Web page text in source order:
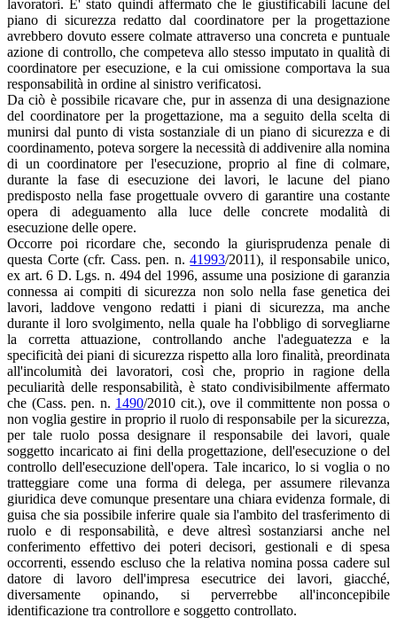
lavoratori. E' stato quindi affermato che le giustificabili lacune del
piano di sicurezza redatto dal coordinatore per la progettazione
avrebbero dovuto essere colmate attraverso una concreta e puntuale
azione di controllo, che competeva allo stesso imputato in qualità di
coordinatore per esecuzione, e la cui omissione comportava la sua
responsabilità in ordine al sinistro verificatosi.
Da ciò è possibile ricavare che, pur in assenza di una designazione
del coordinatore per la progettazione, ma a seguito della scelta di
munirsi dal punto di vista sostanziale di un piano di sicurezza e di
coordinamento, poteva sorgere la necessità di addivenire alla nomina
di un coordinatore per l'esecuzione, proprio al fine di colmare,
durante la fase di esecuzione dei lavori, le lacune del piano
predisposto nella fase progettuale ovvero di garantire una costante
opera di adeguamento alla luce delle concrete modalità di
esecuzione delle opere.
Occorre poi ricordare che, secondo la giurisprudenza penale di
questa Corte (cfr. Cass. pen. n.41993/2011), il responsabile unico,
ex art. 6 D. Lgs. n. 494 del 1996, assume una posizione di garanzia
connessa ai compiti di sicurezza non solo nella fase genetica dei
lavori, laddove vengono redatti i piani di sicurezza, ma anche
durante il loro svolgimento, nella quale ha l'obbligo di sorvegliarne
la corretta attuazione, controllando anche l'adeguatezza e la
specificità dei piani di sicurezza rispetto alla loro finalità, preordinata
all'incolumità dei lavoratori, così che, proprio in ragione della
peculiarità delle responsabilità, è stato condivisibilmente affermato
che (Cass. pen. n. 1490/2010 cit.), ove il committente non possa o
non voglia gestire in proprio il ruolo di responsabile per la sicurezza,
per tale ruolo possa designare il responsabile dei lavori, quale
soggetto incaricato ai fini della progettazione, dell'esecuzione o del
controllo dell'esecuzione dell'opera. Tale incarico, lo si voglia o no
tratteggiare come una forma di delega, per assumere rilevanza
giuridica deve comunque presentare una chiara evidenza formale, di
guisa che sia possibile inferire quale sia l'ambito del trasferimento di
ruolo e di responsabilità, e deve altresì sostanziarsi anche nel
conferimento effettivo dei poteri decisori, gestionali e di spesa
occorrenti, essendo escluso che la relativa nomina possa cadere sul
datore di lavoro dell'impresa esecutrice dei lavori, giacché,
diversamente opinando, si perverrebbe all'inconcepibile
identificazione tra controllore e soggetto controllato.